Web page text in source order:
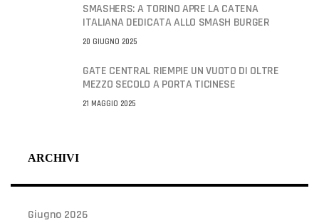
SMASHERS: A TORINO APRE LA CATENA
ITALIANA DEDICATA ALLO SMASH BURGER
20 GIUGNO 2025
GATE CENTRAL RIEMPIE UN VUOTO DI OLTRE
MEZZO SECOLO A PORTA TICINESE
21 MAGGIO 2025
ARCHIVI
Giugno 2026